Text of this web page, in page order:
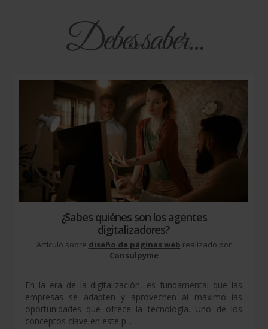
Debes saber...
¿Sabes quiénes son los agentes
digitalizadores?
Artículo sobre diseño de páginas web realizado por
Consulpyme
En la era de la digitalización, es fundamental que las
empresas se adapten y aprovechen al máximo las
oportunidades que ofrece la tecnología. Uno de los
conceptos clave en este p...